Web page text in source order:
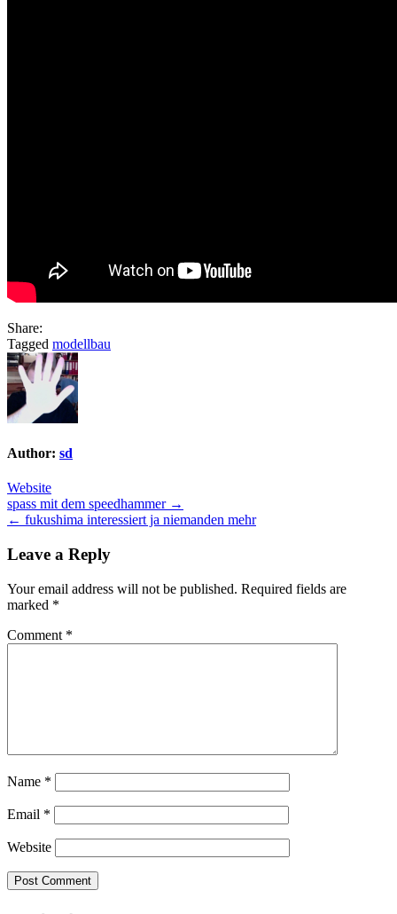
Share:
Tagged modellbau
Author: sd
Website
Post
navigation
spass mit dem speedhammer →
← fukushima interessiert ja niemanden mehr
Leave a Reply
Your email address will not be published. Required fields are
marked *
Comment *
Name *
Email *
Website